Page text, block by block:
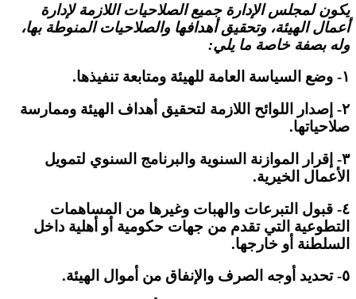
يكون لمجلس الإدارة جميع الصلاحيات اللازمة لإدارة
أعمال الهيئة، وتحقيق أهدافها والصلاحيات المنوطة بها،
وله بصفة خاصة ما يلي:
١- وضع السياسة العامة للهيئة ومتابعة تنفيذها.
٢- إصدار اللوائح اللازمة لتحقيق أهداف الهيئة وممارسة
صلاحياتها.
٣- إقرار الموازنة السنوية والبرنامج السنوي لتمويل
الأعمال الخيرية.
٤- قبول التبرعات والهبات وغيرها من المساهمات
التطوعية التي تقدم من جهات حكومية أو أهلية داخل
السلطنة أو خارجها.
٥- تحديد أوجه الصرف والإنفاق من أموال الهيئة.